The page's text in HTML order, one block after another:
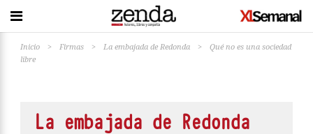
Inicio > Firmas > La embajada de Redonda >
Qué no es una sociedad
libre
La embajada de Redonda